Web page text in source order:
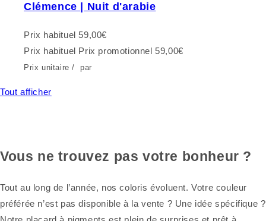
Clémence | Nuit d'arabie
Prix habituel 59,00€
Prix habituel Prix promotionnel 59,00€
Prix unitaire / par
Tout afficher
Vous ne trouvez pas votre bonheur ?
Tout au long de l’année, nos coloris évoluent. Votre couleur
préférée n’est pas disponible à la vente ? Une idée spécifique ?